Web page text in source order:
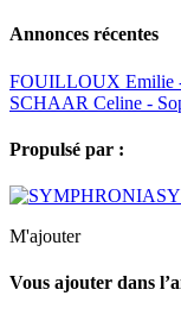
Annonces récentes
FOUILLOUX Emilie
SCHAAR Celine -
Propulsé par :
M'ajouter
Vous ajouter dans